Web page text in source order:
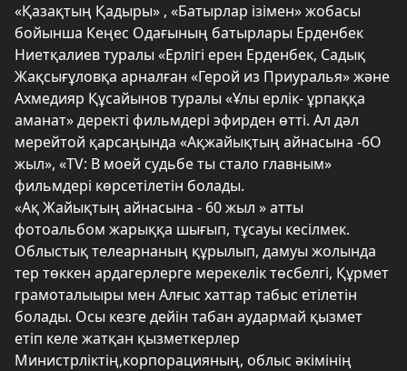
«Қазақтың Қадыры» , «Батырлар ізімен» жобасы
бойынша Кеңес Одағының батырлары Ерденбек
Ниетқалиев туралы «Ерлігі ерен Ерденбек, Садық
Жақсығұловқа арналған «Герой из Приуралья» және
Ахмедияр Құсайынов туралы «Ұлы ерлік- ұрпаққа
аманат» деректі фильмдері эфирден өтті. Ал дәл
мерейтой қарсаңында «Ақжайықтың айнасына -6О
жыл», «ТV: В моей судьбе ты стало главным»
фильмдері көрсетілетін болады.
«Ақ Жайықтың айнасына - 60 жыл » атты
фотоальбом жарыққа шығып, тұсауы кесілмек.
Облыстық телеарнаның құрылып, дамуы жолында
тер төккен ардагерлерге мерекелік төсбелгі, Құрмет
грамоталыыры мен Алғыс хаттар табыс етілетін
болады. Осы кезге дейін табан аудармай қызмет
етіп келе жатқан қызметкерлер
Министрліктің,корпорацияның, облыс әкімінің